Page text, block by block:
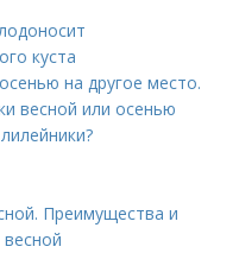
куста
на другое место.
весной или осенью
Преимущества и
весной